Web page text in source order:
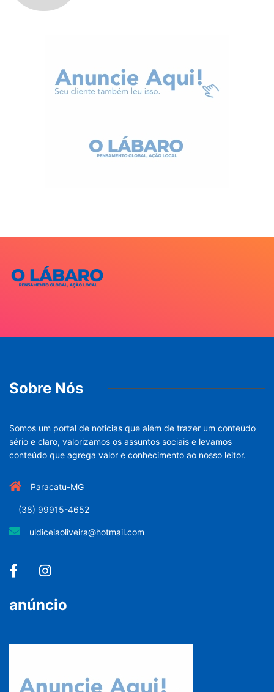
Sobre Nós
Somos um portal de noticias que além de trazer um conteúdo
sério e claro, valorizamos os assuntos sociais e levamos
conteúdo que agrega valor e conhecimento ao nosso leitor.
Paracatu-MG
(38) 99915-4652
uldiceiaoliveira@hotmail.com
anúncio